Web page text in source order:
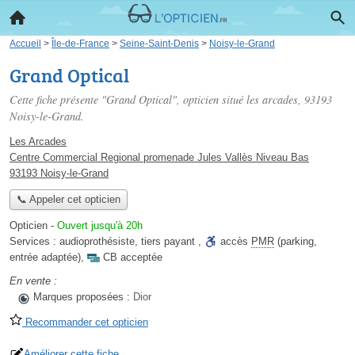
Accueil > Île-de-France > Seine-Saint-Denis > Noisy-le-Grand
Grand Optical
Cette fiche présente "Grand Optical", opticien situé les arcades, 93193
Noisy-le-Grand.
Les Arcades
Centre Commercial Regional promenade Jules Vallès Niveau Bas
93193 Noisy-le-Grand
📞 Appeler cet opticien
Opticien - Ouvert jusqu'à 20h
Services : audioprothésiste, tiers payant , accès PMR (parking,
entrée adaptée),
CB acceptée
En vente :
Marques proposées : Dior
Recommander cet opticien